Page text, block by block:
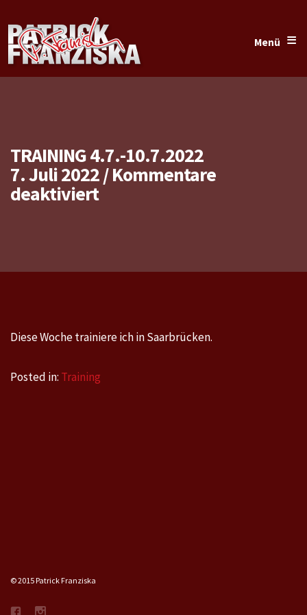
Menü ≡
TRAINING 4.7.-10.7.2022
7. Juli 2022/Kommentare
deaktiviertfür
Diese Woche trainiere ich in Saarbrücken.
Posted in: Training
© 2015 Patrick Franziska